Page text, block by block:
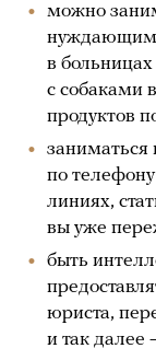
можно
в
с собаками
продуктов
заниматься
по
линиях,
вы уже
быть
юриста,
и так далее